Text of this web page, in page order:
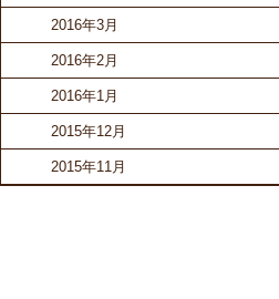
2016年3月
2016年2月
2016年1月
2015年12月
2015年11月